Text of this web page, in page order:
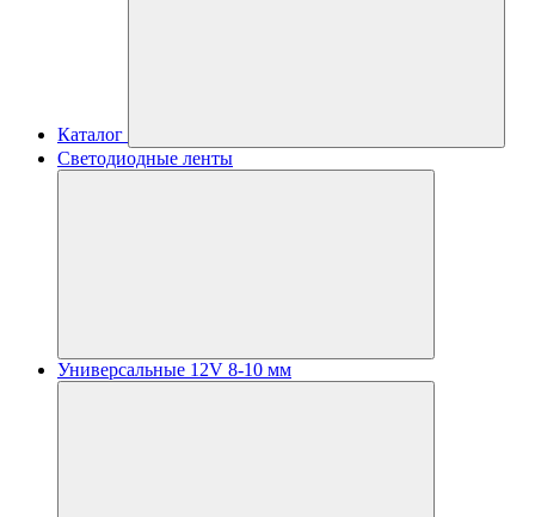
Каталог
Светодиодные ленты
Универсальные 12V 8-10 мм